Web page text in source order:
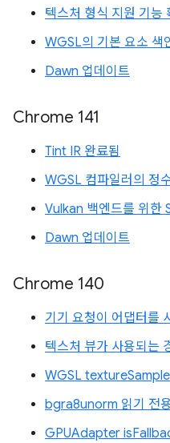
텍스처 형식 지원 기능
WGSL의 기본 요소 색
Dawn 업데이트
Chrome 141
Tint IR 완료됨
WGSL 컴파일러의 정
Vulkan 백엔드를 위한
Dawn 업데이트
Chrome 140
기기 요청이 어댑터를
텍스처 뷰가 사용되는
WGSL
bgra8unorm 읽기 전
GPUAdapter